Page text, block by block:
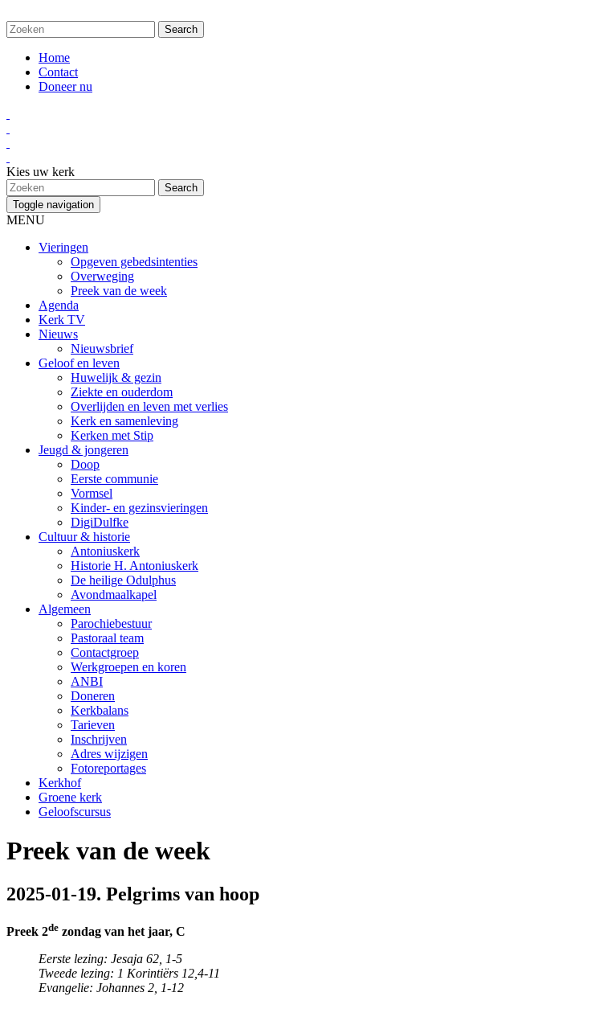
Home
Contact
Doneer nu
Kies uw kerk
Toggle navigation
MENU
Vieringen
Opgeven gebedsintenties
Overweging
Preek van de week
Agenda
Kerk TV
Nieuws
Nieuwsbrief
Geloof en leven
Huwelijk & gezin
Ziekte en ouderdom
Overlijden en leven met verlies
Kerk en samenleving
Kerken met Stip
Jeugd & jongeren
Doop
Eerste communie
Vormsel
Kinder- en gezinsvieringen
DigiDulfke
Cultuur & historie
Antoniuskerk
Historie H. Antoniuskerk
De heilige Odulphus
Avondmaalkapel
Algemeen
Parochiebestuur
Pastoraal team
Contactgroep
Werkgroepen en koren
ANBI
Doneren
Kerkbalans
Tarieven
Inschrijven
Adres wijzigen
Fotoreportages
Kerkhof
Groene kerk
Geloofscursus
Preek van de week
2025-01-19. Pelgrims van hoop
Preek 2de zondag van het jaar, C
Eerste lezing: Jesaja 62, 1-5
Tweede lezing: 1 Korintiërs 12,4-11
Evangelie: Johannes 2, 1-12